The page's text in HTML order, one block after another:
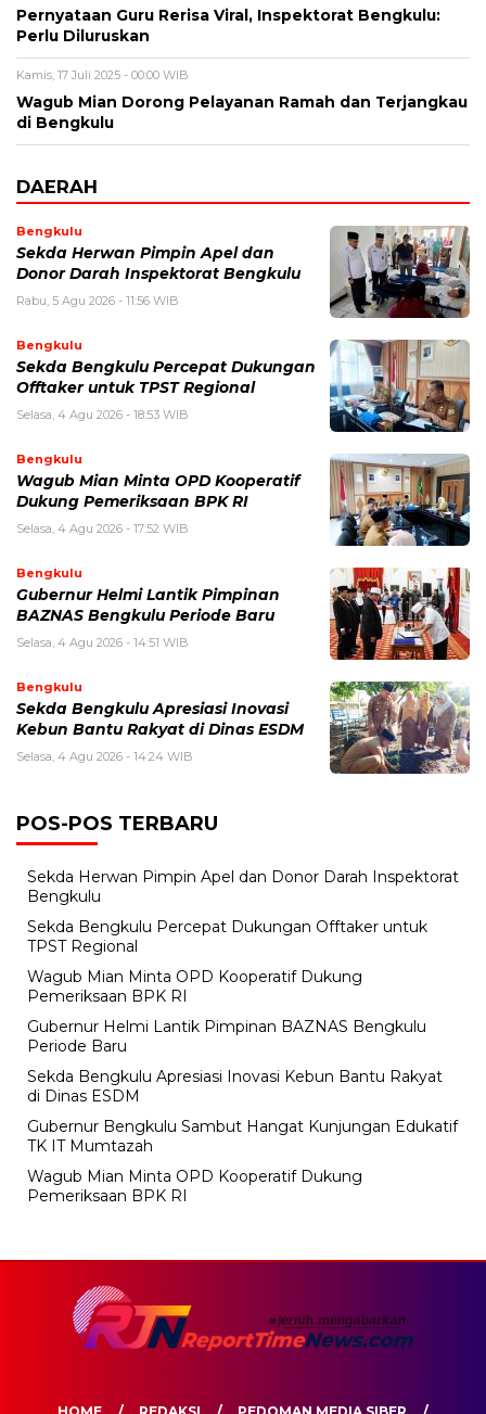
Pernyataan Guru Rerisa Viral, Inspektorat Bengkulu:
Perlu Diluruskan
Kamis, 17 Juli 2025 - 00:00 WIB
Wagub Mian Dorong Pelayanan Ramah dan Terjangkau
di Bengkulu
DAERAH
Bengkulu
Sekda Herwan Pimpin Apel dan
Donor Darah Inspektorat Bengkulu
Rabu, 5 Agu 2026 - 11:56 WIB
Bengkulu
Sekda Bengkulu Percepat Dukungan
Offtaker untuk TPST Regional
Selasa, 4 Agu 2026 - 18:53 WIB
Bengkulu
Wagub Mian Minta OPD Kooperatif
Dukung Pemeriksaan BPK RI
Selasa, 4 Agu 2026 - 17:52 WIB
Bengkulu
Gubernur Helmi Lantik Pimpinan
BAZNAS Bengkulu Periode Baru
Selasa, 4 Agu 2026 - 14:51 WIB
Bengkulu
Sekda Bengkulu Apresiasi Inovasi
Kebun Bantu Rakyat di Dinas ESDM
Selasa, 4 Agu 2026 - 14:24 WIB
POS-POS TERBARU
Sekda Herwan Pimpin Apel dan Donor Darah Inspektorat
Bengkulu
Sekda Bengkulu Percepat Dukungan Offtaker untuk
TPST Regional
Wagub Mian Minta OPD Kooperatif Dukung
Pemeriksaan BPK RI
Gubernur Helmi Lantik Pimpinan BAZNAS Bengkulu
Periode Baru
Sekda Bengkulu Apresiasi Inovasi Kebun Bantu Rakyat
di Dinas ESDM
Gubernur Bengkulu Sambut Hangat Kunjungan Edukatif
TK IT Mumtazah
Wagub Mian Minta OPD Kooperatif Dukung
Pemeriksaan BPK RI